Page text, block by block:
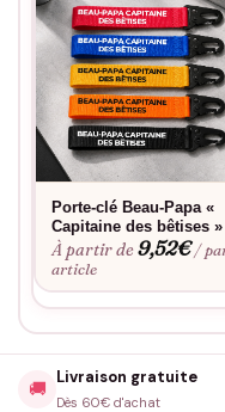
Porte-clé Beau-Papa «
Capitaine des bêtises »
À partir de9,52€ /
article
🚚
Livraison gratuite
Dès 60€ d'achat